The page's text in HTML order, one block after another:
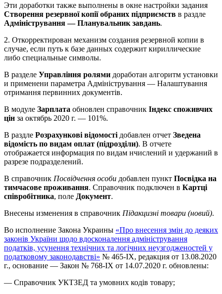
Эти доработки также выполнены в окне настройки задания
Створення резервної копії обраних підприємств в раздле
Адміністрування — Планувальник завдань.
2. Откорректирован механизм создания резервной копии в
случае, если путь к базе данных содержит кириллические
либо специальные символы.
В разделе Управління ролями доработан алгоритм установки
и применени параметра Адміністрування — Налаштування
отримання первинних документів.
В модуле Зарплата обновлен справочник Індекс споживчих
цін за октябрь 2020 г. — 101%.
В раздле Розрахункові відомості добавлен отчет Зведена
відомість по видам оплат (підрозділи). В отчете
отображается информация по видам нчислений и удержаний в
разрезе подразделений.
В справочник Посвідчення особи добавлен пункт Посвідка на
тимчасове проживання. Справочник подключен в Картці
співробітника, поле Документ.
Внесены изменения в справочник Підакцизні товари (новий).
Во исполнение Закона Украины «Про внесення змін до деяких
законів України щодо вдосконалення адміністрування
податків, усунення технічних та логічних неузгодженостей у
податковому законодавстві» № 465-IX, редакция от 13.08.2020
г., основание — Закон № 768-IX от 14.07.2020 г. обновлены:
— Справочник УКТЗЕД та умовних кодів товару;